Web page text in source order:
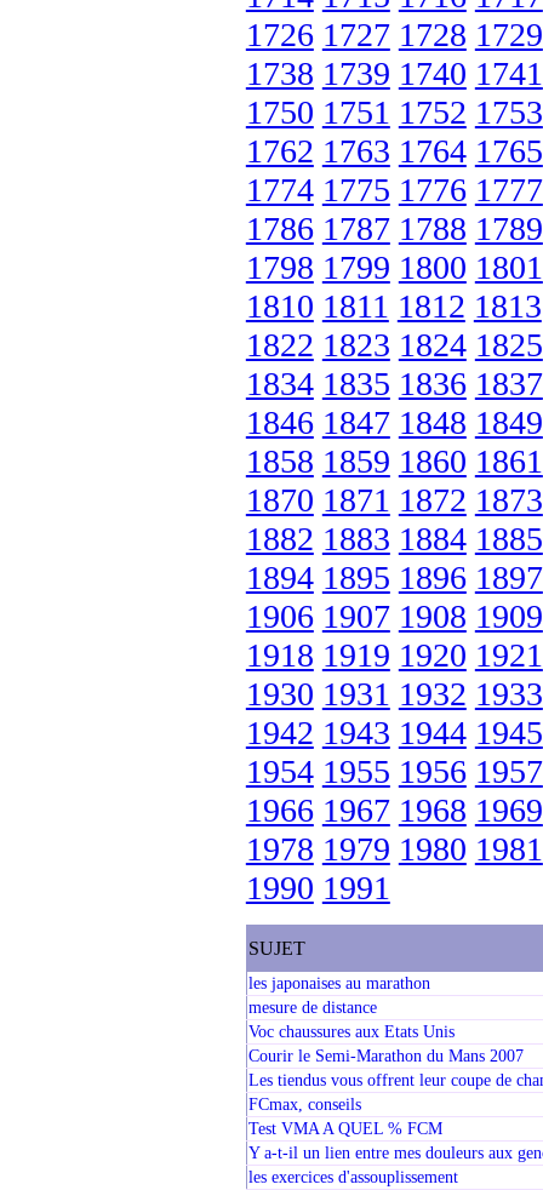
1726 1727 1728 1729
1738 1739 1740 1741
1750 1751 1752 1753
1762 1763 1764 1765
1774 1775 1776 1777
1786 1787 1788 1789
1798 1799 1800 1801
1810 1811 1812 1813
1822 1823 1824 1825
1834 1835 1836 1837
1846 1847 1848 1849
1858 1859 1860 1861
1870 1871 1872 1873
1882 1883 1884 1885
1894 1895 1896 1897
1906 1907 1908 1909
1918 1919 1920 1921
1930 1931 1932 1933
1942 1943 1944 1945
1954 1955 1956 1957
1966 1967 1968 1969
1978 1979 1980 1981
1990 1991
SUJET
les japonaises au marathon
mesure de distance
Voc chaussures aux Etats Unis
Courir le Semi-Marathon du Mans 2007
Les tiendus vous offrent leur coupe de
FCmax, conseils
Test VMA A QUEL % FCM
Y a-t-il un lien entre mes douleurs aux
les exercices d'assouplissement